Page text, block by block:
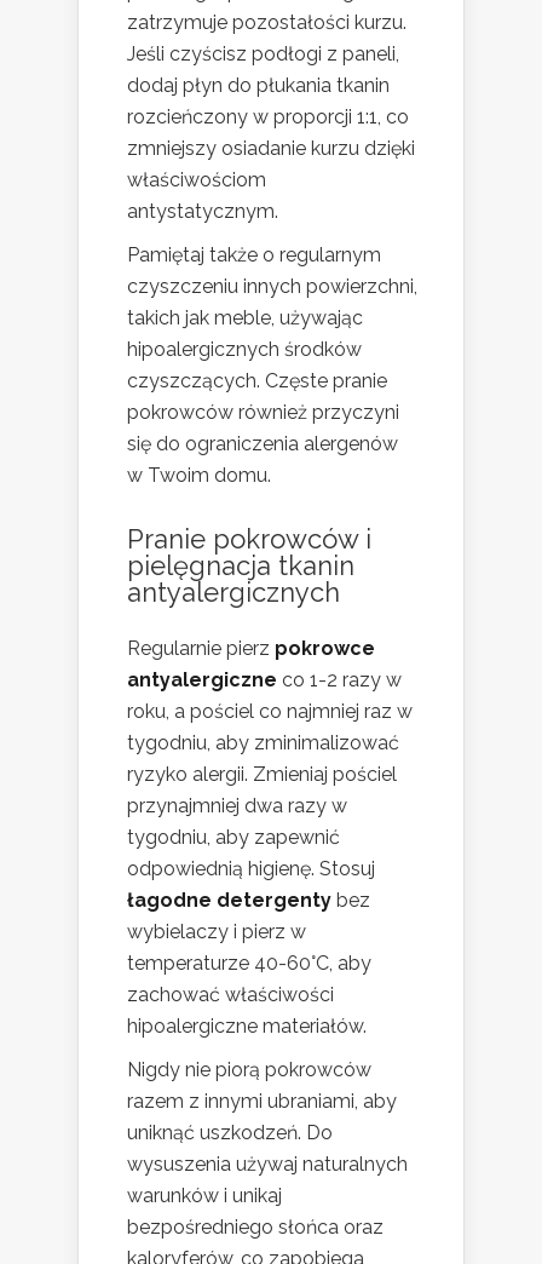
zatrzymuje pozostałości kurzu.
Jeśli czyścisz podłogi z paneli,
dodaj płyn do płukania tkanin
rozcieńczony w proporcji 1:1, co
zmniejszy osiadanie kurzu dzięki
właściwościom
antystatycznym.
Pamiętaj także o regularnym
czyszczeniu innych powierzchni,
takich jak meble, używając
hipoalergicznych środków
czyszczących. Częste pranie
pokrowców również przyczyni
się do ograniczenia alergenów
w Twoim domu.
Pranie pokrowców i
pielęgnacja tkanin
antyalergicznych
Regularnie pierz pokrowce
antyalergiczne co 1-2 razy w
roku, a pościel co najmniej raz w
tygodniu, aby zminimalizować
ryzyko alergii. Zmieniaj pościel
przynajmniej dwa razy w
tygodniu, aby zapewnić
odpowiednią higienę. Stosuj
łagodne detergenty bez
wybielaczy i pierz w
temperaturze 40-60°C, aby
zachować właściwości
hipoalergiczne materiałów.
Nigdy nie piorą pokrowców
razem z innymi ubraniami, aby
uniknąć uszkodzeń. Do
wysuszenia używaj naturalnych
warunków i unikaj
bezpośredniego słońca oraz
kaloryferów, co zapobiega